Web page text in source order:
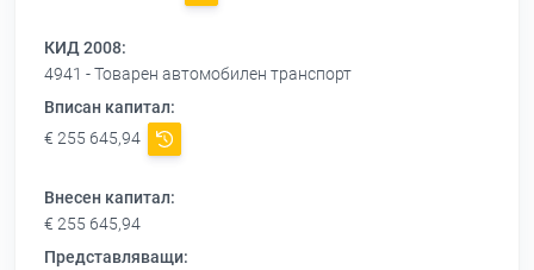
КИД 2008:
4941 - Товарен автомобилен транспорт
Вписан капитал:
€ 255 645,94
Внесен капитал:
€ 255 645,94
Представляващи: